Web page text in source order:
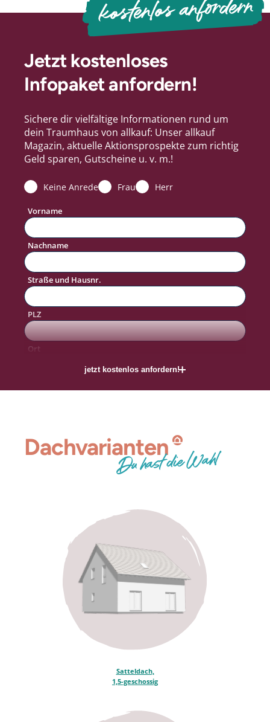
Jetzt kostenloses
Infopaket anfordern!
kostenlos anfordern
Sichere dir vielfältige Informationen rund um
dein Traumhaus von allkauf: Unser allkauf
Magazin, aktuelle Aktionsprospekte zum richtig
Geld sparen, Gutscheine u. v. m.!
Keine Anrede Frau Herr
Vorname
Nachname
Straße und Hausnr.
PLZ
Ort
per E-Mail
GmbH für Werbe- und Marketingzwecke zwecks
Information bzgl. Hauskauf erhoben und
verarbeitet werden (hierzu zählt insbesondere
die Zusendung von Werbe- und
Informationsmaterial als auch die telefonische
Kontaktaufnahme bzw. die Kontaktaufnahme per
E-Mail, Textnachricht oder Messengerdienst). Ich
kann meine Einwilligung jederzeit mit Wirkung
für die Zukunft gegenüber der allkauf haus
GmbH widerrufen.
Informationspflicht gem. Art. 13 DSGVO
Anti-Robot Verification
Click to start verification
jetzt kostenlos anfordern!
#allkaufTraum
Dachvarianten
Du hast die Wahl
Satteldach,
1,5-geschossig